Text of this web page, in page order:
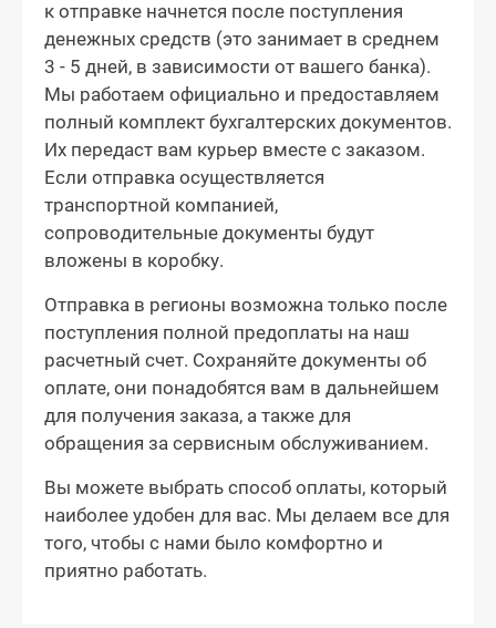
к отправке начнется после поступления
денежных средств (это занимает в среднем
3 - 5 дней, в зависимости от вашего банка).
Мы работаем официально и предоставляем
полный комплект бухгалтерских документов.
Их передаст вам курьер вместе с заказом.
Если отправка осуществляется
транспортной компанией,
сопроводительные документы будут
вложены в коробку.
Отправка в регионы возможна только после
поступления полной предоплаты на наш
расчетный счет. Сохраняйте документы об
оплате, они понадобятся вам в дальнейшем
для получения заказа, а также для
обращения за сервисным обслуживанием.
Вы можете выбрать способ оплаты, который
наиболее удобен для вас. Мы делаем все для
того, чтобы с нами было комфортно и
приятно работать.